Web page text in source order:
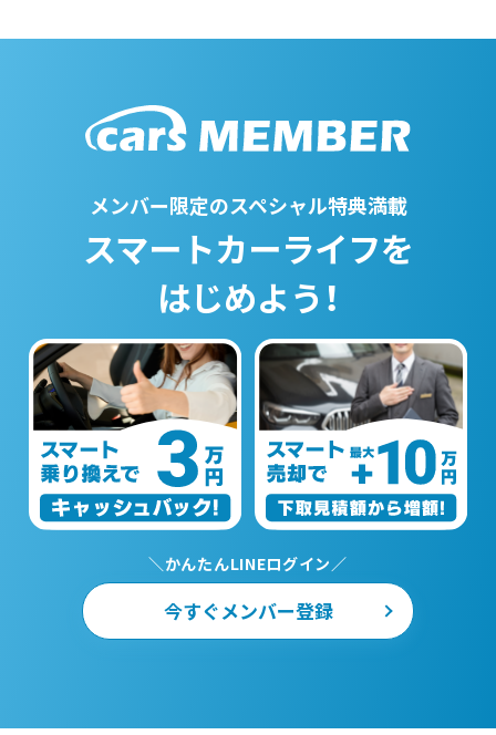
メンバー限定のスペシャル特典満載
スマートカーライフを
はじめよう！
＼かんたんLINEログイン／
今すぐメンバー登録